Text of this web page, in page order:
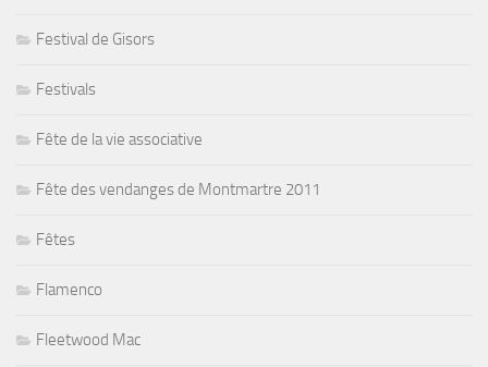
Festival de Gisors
Festivals
Fête de la vie associative
Fête des vendanges de Montmartre 2011
Fêtes
Flamenco
Fleetwood Mac